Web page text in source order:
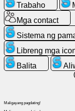
Analytics
Webshop
Mga
Developer
Mga
Trabaho
Mga contact
Sistema ng
Libreng mga
Balita
Maligayang pagdating!